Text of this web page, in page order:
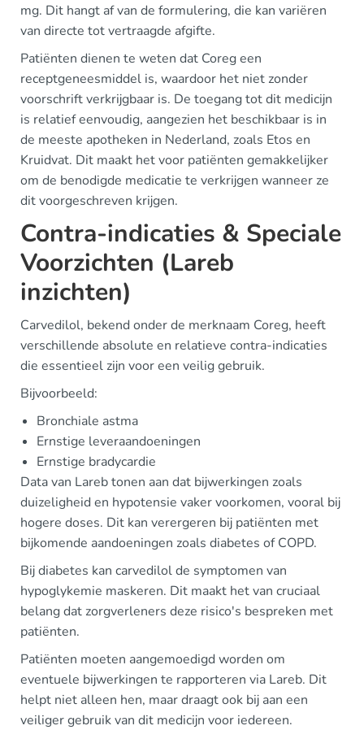
mg. Dit hangt af van de formulering, die kan variëren
van directe tot vertraagde afgifte.
Patiënten dienen te weten dat Coreg een
receptgeneesmiddel is, waardoor het niet zonder
voorschrift verkrijgbaar is. De toegang tot dit medicijn
is relatief eenvoudig, aangezien het beschikbaar is in
de meeste apotheken in Nederland, zoals Etos en
Kruidvat. Dit maakt het voor patiënten gemakkelijker
om de benodigde medicatie te verkrijgen wanneer ze
dit voorgeschreven krijgen.
Contra-indicaties & Speciale
Voorzichten (Lareb
inzichten)
Carvedilol, bekend onder de merknaam Coreg, heeft
verschillende absolute en relatieve contra-indicaties
die essentieel zijn voor een veilig gebruik.
Bijvoorbeeld:
Bronchiale astma
Ernstige leveraandoeningen
Ernstige bradycardie
Data van Lareb tonen aan dat bijwerkingen zoals
duizeligheid en hypotensie vaker voorkomen, vooral bij
hogere doses. Dit kan verergeren bij patiënten met
bijkomende aandoeningen zoals diabetes of COPD.
Bij diabetes kan carvedilol de symptomen van
hypoglykemie maskeren. Dit maakt het van cruciaal
belang dat zorgverleners deze risico's bespreken met
patiënten.
Patiënten moeten aangemoedigd worden om
eventuele bijwerkingen te rapporteren via Lareb. Dit
helpt niet alleen hen, maar draagt ook bij aan een
veiliger gebruik van dit medicijn voor iedereen.